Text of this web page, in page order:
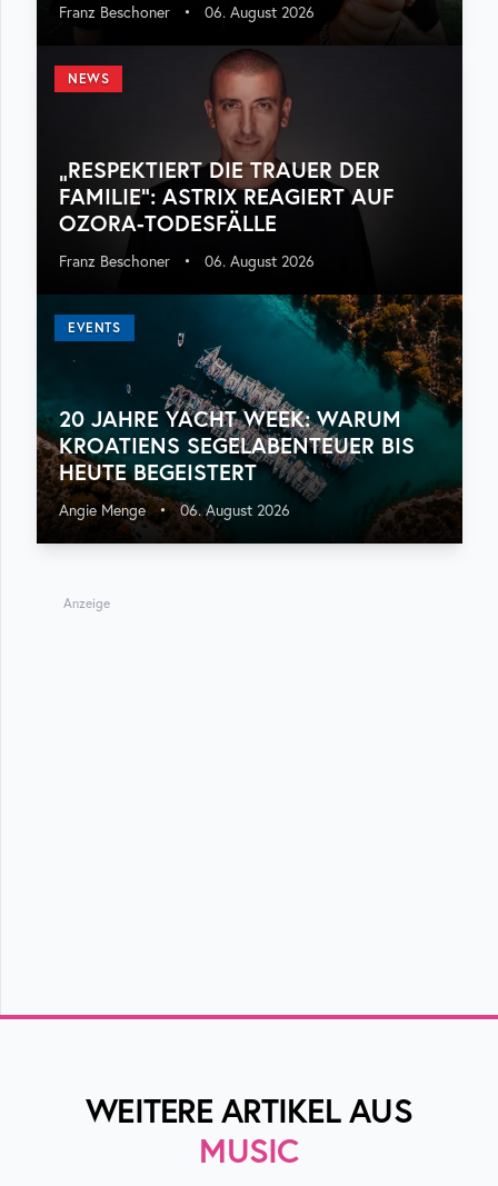
Franz Beschoner • 06. August 2026
NEWS
„RESPEKTIERT DIE TRAUER DER
FAMILIE“: ASTRIX REAGIERT AUF
OZORA-TODESFÄLLE
Franz Beschoner • 06. August 2026
EVENTS
20 JAHRE YACHT WEEK: WARUM
KROATIENS SEGELABENTEUER BIS
HEUTE BEGEISTERT
Angie Menge • 06. August 2026
Anzeige
WEITERE ARTIKEL AUS
MUSIC